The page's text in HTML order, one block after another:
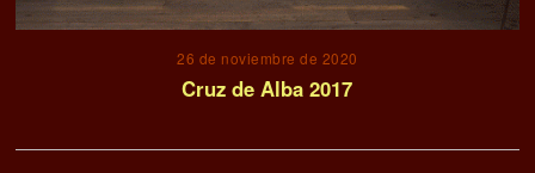
26 de noviembre de 2020
Cruz de Alba 2017